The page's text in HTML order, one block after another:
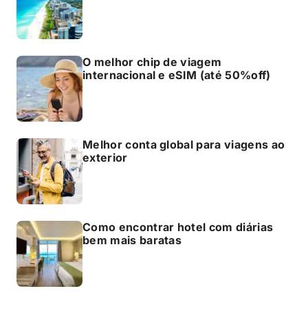
O melhor chip de viagem
internacional e eSIM (até 50%off)
Melhor conta global para viagens ao
exterior
Como encontrar hotel com diárias
bem mais baratas